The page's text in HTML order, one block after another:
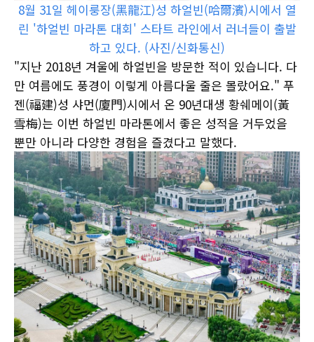
8월 31일 헤이룽장(黑龍江)성 하얼빈(哈爾濱)시에서 열
린 '하얼빈 마라톤 대회' 스타트 라인에서 러너들이 출발
하고 있다. (사진/신화통신)
"지난 2018년 겨울에 하얼빈을 방문한 적이 있습니다. 다
만 여름에도 풍경이 이렇게 아름다울 줄은 몰랐어요." 푸
젠(福建)성 샤먼(廈門)시에서 온 90년대생 황쉐메이(黃
雪梅)는 이번 하얼빈 마라톤에서 좋은 성적을 거두었을
뿐만 아니라 다양한 경험을 즐겼다고 말했다.